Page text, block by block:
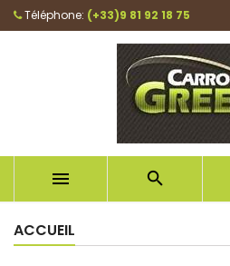
Téléphone: (+33)9 81 92 18 75
 
ACCUEIL